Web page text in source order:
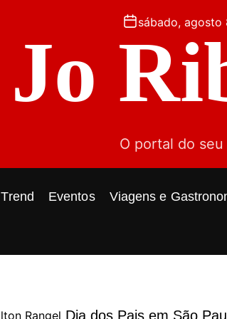
sábado, agosto
Jo
O portal do seu
Trend Eventos Viagens e
Dia dos Pais em São